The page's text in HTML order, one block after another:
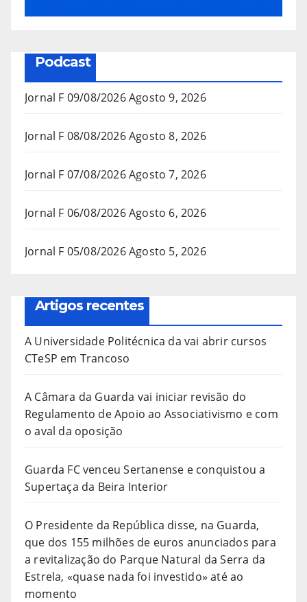
Podcast
Jornal F 09/08/2026Agosto 9, 2026
Jornal F 08/08/2026Agosto 8, 2026
Jornal F 07/08/2026Agosto 7, 2026
Jornal F 06/08/2026Agosto 6, 2026
Jornal F 05/08/2026Agosto 5, 2026
Artigos recentes
A Universidade Politécnica da vai abrir cursos
CTeSP em Trancoso
A Câmara da Guarda vai iniciar revisão do
Regulamento de Apoio ao Associativismo e com
o aval da oposição
Guarda FC venceu Sertanense e conquistou a
Supertaça da Beira Interior
O Presidente da República disse, na Guarda,
que dos 155 milhões de euros anunciados para
a revitalização do Parque Natural da Serra da
Estrela, «quase nada foi investido» até ao
momento